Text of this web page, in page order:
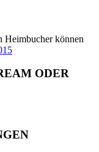
Heimbucher können
ODER